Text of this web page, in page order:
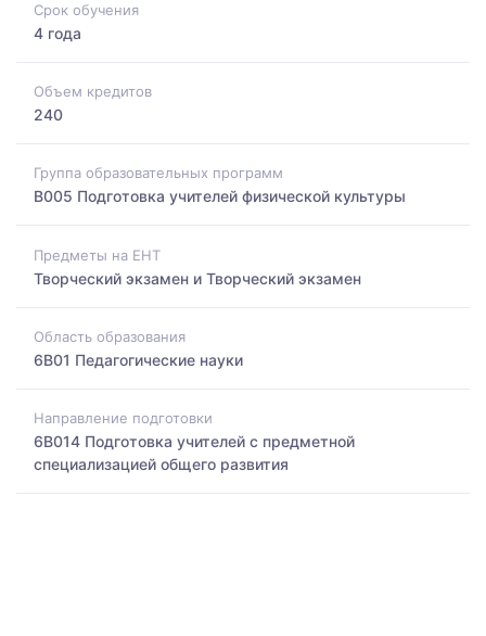
Срок обучения
4 года
Объем кредитов
240
Группа образовательных программ
B005 Подготовка учителей физической культуры
Предметы на ЕНТ
Творческий экзамен и Творческий экзамен
Область образования
6B01 Педагогические науки
Направление подготовки
6B014 Подготовка учителей с предметной
специализацией общего развития